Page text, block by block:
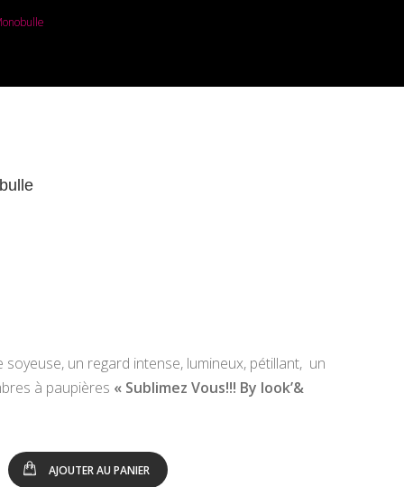
soyeuse, un regard intense, lumineux, pétillant, un
à paupières « Sublimez Vous!!! By look’&
AJOUTER AU PANIER